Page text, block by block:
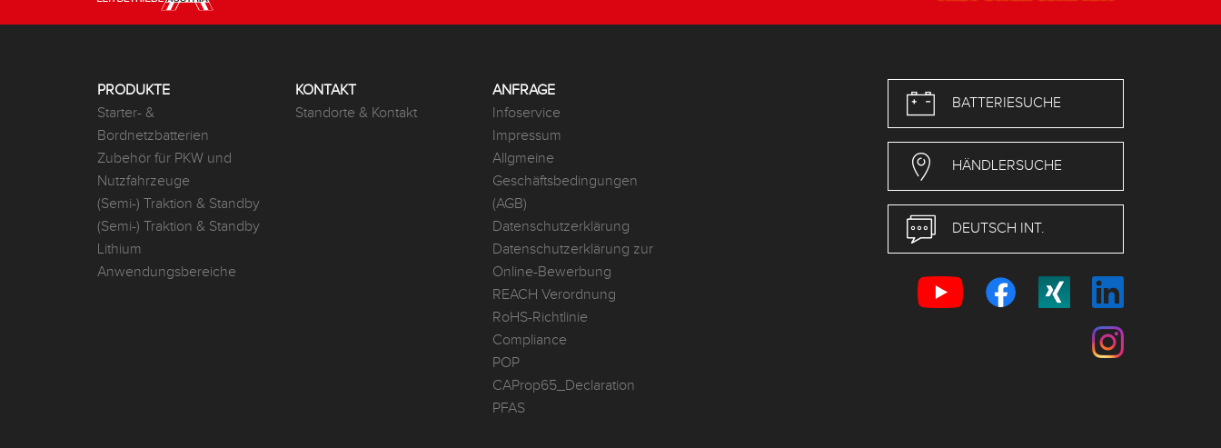
PRODUKTE
Starter- &
Bordnetzbatterien
Zubehör für PKW und
Nutzfahrzeuge
(Semi-) Traktion & Standby
(Semi-) Traktion & Standby
Lithium
Anwendungsbereiche
KONTAKT
Standorte & Kontakt
ANFRAGE
Infoservice
Impressum
Allgmeine
Geschäftsbedingungen
(AGB)
Datenschutzerklärung
Datenschutzerklärung zur
Online-Bewerbung
REACH Verordnung
RoHS-Richtlinie
Compliance
POP
CAProp65_Declaration
PFAS
BATTERIESUCHE
HÄNDLERSUCHE
DEUTSCH INT.